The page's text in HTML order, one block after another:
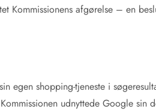
Kommissionens afgørelse – en
egen shopping-tjeneste i
udnyttede Google sin